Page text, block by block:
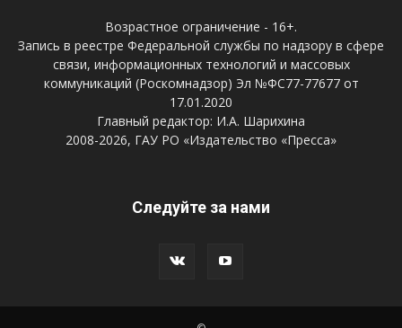
Возрастное ограничение - 16+.
Запись в реестре Федеральной службы по надзору в сфере
связи, информационных технологий и массовых
коммуникаций (Роскомнадзор) Эл №ФС77-77677 от
17.01.2020
Главный редактор: И.А. Шарихина
2008-2026, ГАУ РО «Издательство «Пресса»
Следуйте за нами